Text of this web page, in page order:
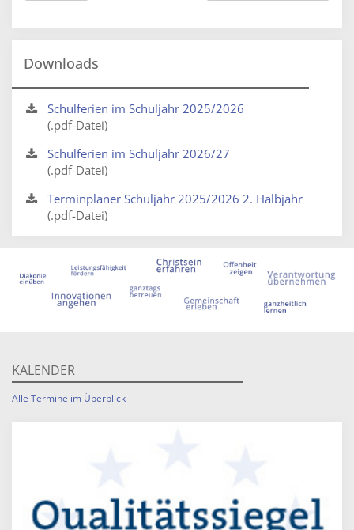
Downloads
Schulferien im Schuljahr 2025/2026
(.pdf-Datei)
Schulferien im Schuljahr 2026/27
(.pdf-Datei)
Terminplaner Schuljahr 2025/2026 2. Halbjahr
(.pdf-Datei)
KALENDER
Alle Termine im Überblick